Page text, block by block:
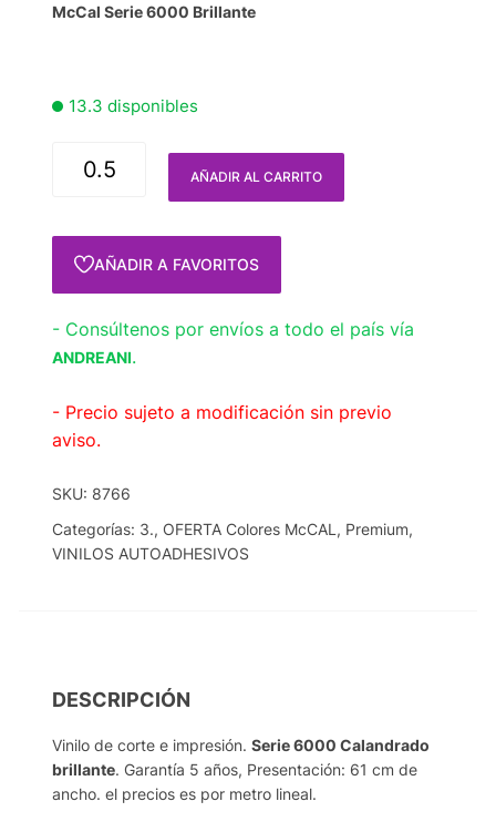
McCal Serie 6000 Brillante
13.3 disponibles
AÑADIR AL CARRITO
AÑADIR A FAVORITOS
- Consúltenos por envíos a todo el país vía
ANDREANI.
- Precio sujeto a modificación sin previo
aviso.
SKU: 8766
Categorías: 3.,OFERTA Colores McCAL , Premium,
VINILOS AUTOADHESIVOS
DESCRIPCIÓN
Vinilo de corte e impresión.Serie 6000 Calandrado
brillante. Garantía 5 años, Presentación: 61 cm de
ancho. el precios es por metro lineal.